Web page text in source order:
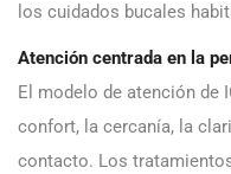
los cuidados bucales
Atención centrada en la
El modelo de atención de
confort, la cercanía, la
contacto. Los